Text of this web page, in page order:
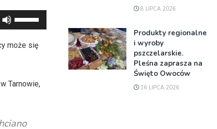
strzałek
do
może się
Tarnowie,
8 LIPCA 2026
Produkty regionalne
i wyroby
pszczelarskie.
Pleśna zaprasza na
Święto Owoców
16 LIPCA 2026